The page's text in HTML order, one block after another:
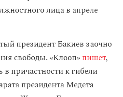
лица в апреле
президент Бакиев заочно
свободы. «Клооп»пишет,
в причастности к гибели
президента Медета